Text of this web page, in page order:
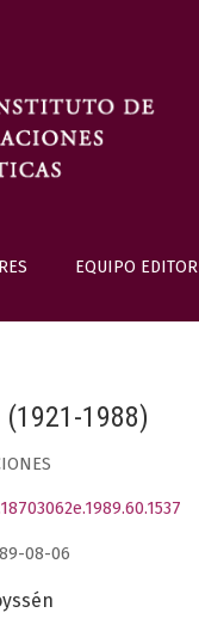
EQUIPO
1988)
08-06